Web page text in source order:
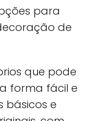
para
de
que pode
forma fácil e
básicos e